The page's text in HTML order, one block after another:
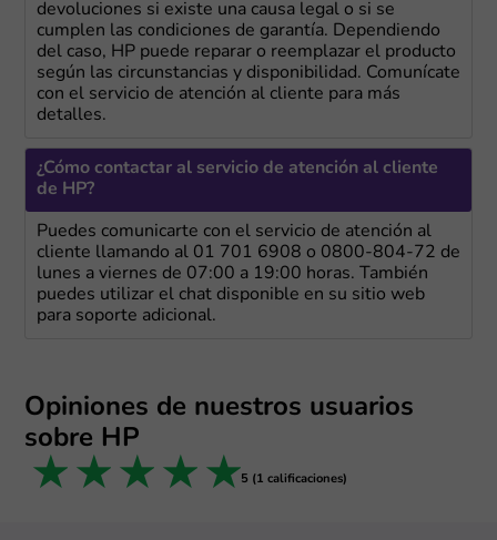
devoluciones si existe una causa legal o si se
cumplen las condiciones de garantía. Dependiendo
del caso, HP puede reparar o reemplazar el producto
según las circunstancias y disponibilidad. Comunícate
con el servicio de atención al cliente para más
detalles.
¿Cómo contactar al servicio de atención al cliente
de HP?
Puedes comunicarte con el servicio de atención al
cliente llamando al 01 701 6908 o 0800-804-72 de
lunes a viernes de 07:00 a 19:00 horas. También
puedes utilizar el chat disponible en su sitio web
para soporte adicional.
Opiniones de nuestros usuarios
sobre HP
5 stars
4 stars
3 stars
2 stars
1 star 5 (1 calificaciones)